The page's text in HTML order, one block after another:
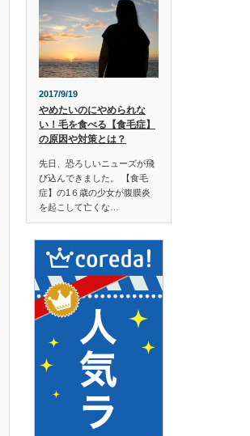
2017/9/19
やめたいのにやめられな
い！毛を食べる【食毛症】
の原因や対策とは？
先日、恐ろしいニューズが飛
び込んできました。 【食毛
症】の1６歳の少女が腹膜炎
を起こして亡くな…